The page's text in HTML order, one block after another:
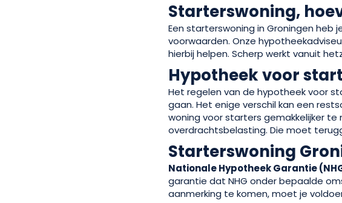
Starterswoning,
Een starterswoning in Groningen heb
voorwaarden. Onze
hierbij helpen. Scherp werkt vanuit
Hypotheek voor
Het regelen van de hypotheek voor
gaan. Het enige verschil kan een
woning voor starters gemakkelijker
overdrachtsbelasting. Die moet
Starterswoning
Nationale Hypotheek Garantie
garantie dat NHG onder bepaalde
aanmerking te komen, moet je